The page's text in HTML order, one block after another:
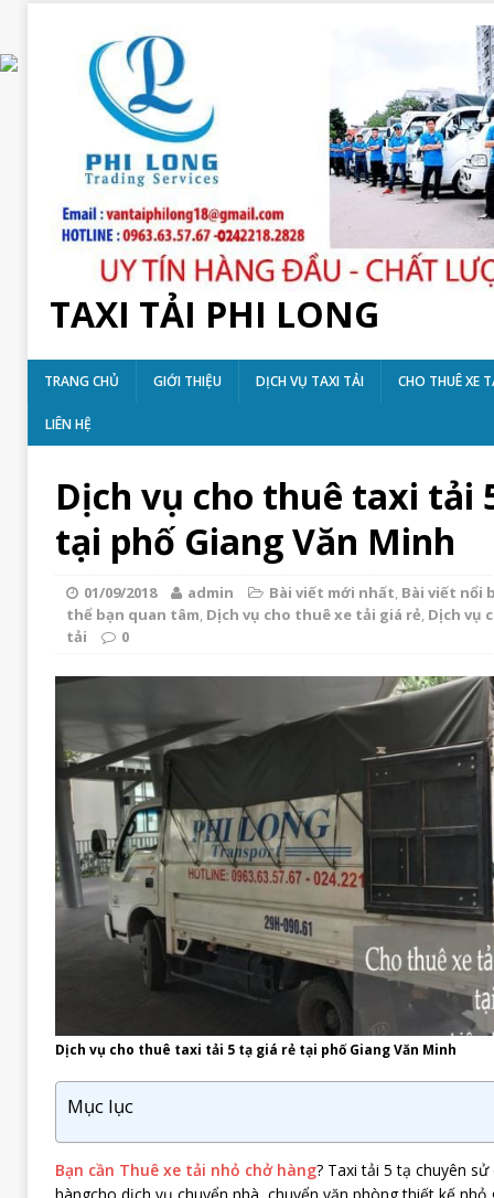
TAXI TẢI PHI LONG
TRANG CHỦ GIỚI THIỆU DỊCH VỤ TAXI TẢI CHO THUÊ XE
LIÊN HỆ
Dịch vụ cho thuê taxi tải
tại phố Giang Văn Minh
01/09/2018 admin Bài viết mới nhất, Bài viết nổi
thể bạn quan tâm, Dịch vụ cho thuê xe tải giá rẻ, Dịch vụ
tải
0
Dịch vụ cho thuê taxi tải 5 tạ giá rẻ tại phố Giang Văn Minh
Mục lục
Bạn cần Thuê xe tải nhỏ chở hàng? Taxi tải 5 tạ chuyên
hàngcho dịch vụ chuyển nhà, chuyển văn phòng thiết kế nhỏ